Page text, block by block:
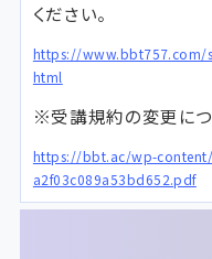
ください。
https://www.bbt757.com/
html
※受講規約の変更につ
https://bbt.ac/wp-
a2f03c089a53bd652.pdf